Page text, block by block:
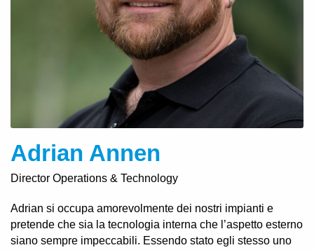
Adrian Annen
Director Operations & Technology
Adrian si occupa amorevolmente dei nostri impianti e
pretende che sia la tecnologia interna che l’aspetto esterno
siano sempre impeccabili. Essendo stato egli stesso uno